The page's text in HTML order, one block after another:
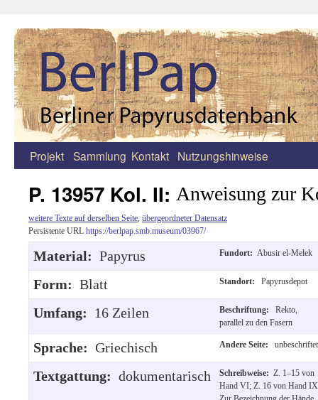
Zum
Projekt Sammlung Kontakt Nutzungshinweise
P. 13957 Kol. II: Anweisung zur
weitere Texte auf derselben Seite übergeordneter Datensatz
Persistente URL https://berlpap.smb.museum/03967/
Material: Papyrus Fundort: Abusir el-Melek
Form: Blatt Standort: Papyrusdepot
Umfang: 16 Zeilen Beschriftung:
Rekto,
parallel zu den Fasern
Sprache: Griechisch Andere Seite: unbeschriftet
Textgattung: dokumentarisch Schreibweise: Z. 1–15 von
Hand VI; Z. 16 von Hand